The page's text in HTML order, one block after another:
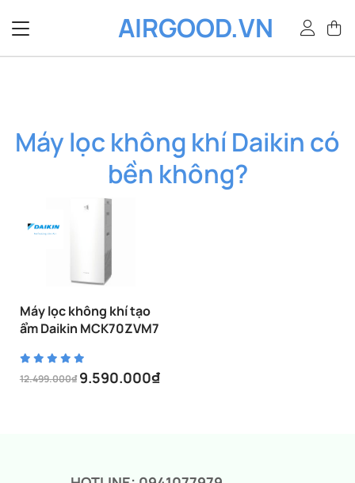
qua
dung
AIRGOOD.VN
Máy lọc không khí Daikin có
bền không?
Máy lọc không khí tạo
ẩm Daikin MCK70ZVM7
12.499.000₫ 9.590.000₫